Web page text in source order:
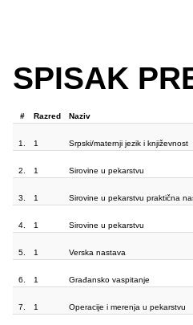
SPISAK
# Razred Naziv
1. 1 Srpski/maternji jezik i književnost
2. 1 Sirovine u pekarstvu
3. 1 Sirovine u pekarstvu praktična
4. 1 Sirovine u pekarstvu
5. 1 Verska nastava
6. 1 Građansko vaspitanje
7. 1 Operacije i merenja u pekarstvu